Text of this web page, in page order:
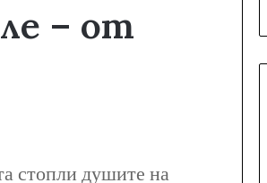
– от
стопли душите на